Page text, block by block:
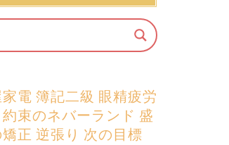
電 簿記二級 眼精疲労
約束のネバーランド 盛
正 逆張り 次の目標